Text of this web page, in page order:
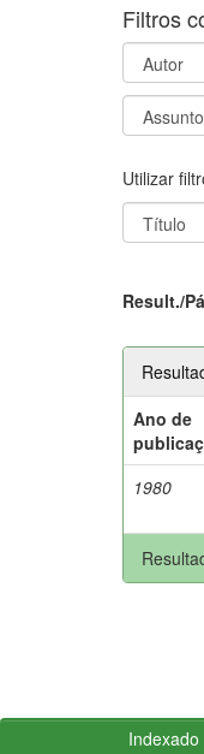
Filtros
Utilizar
Result./
Ano de
1980